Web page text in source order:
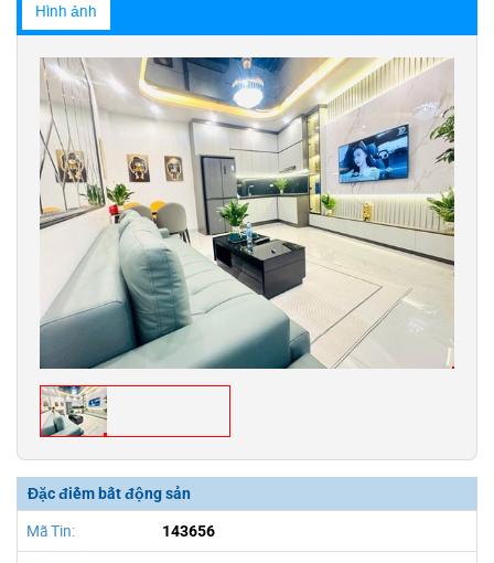
Hình ảnh
Đặc điểm bất động sản
Mã Tin: 143656